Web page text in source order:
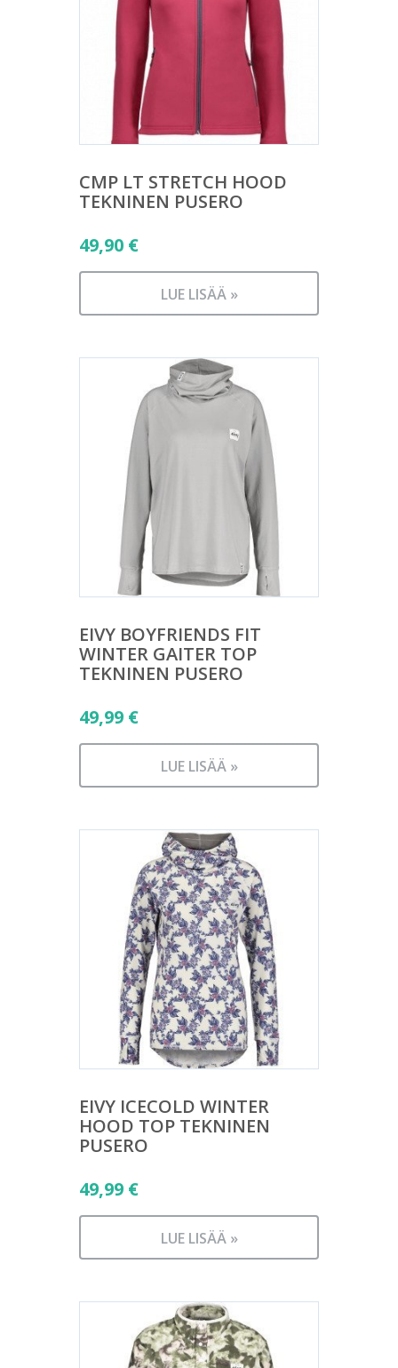
CMP LT STRETCH HOOD
TEKNINEN PUSERO
49,90 €
LUE LISÄÄ »
EIVY BOYFRIENDS FIT
WINTER GAITER TOP
TEKNINEN PUSERO
49,99 €
LUE LISÄÄ »
EIVY ICECOLD WINTER
HOOD TOP TEKNINEN
PUSERO
49,99 €
LUE LISÄÄ »